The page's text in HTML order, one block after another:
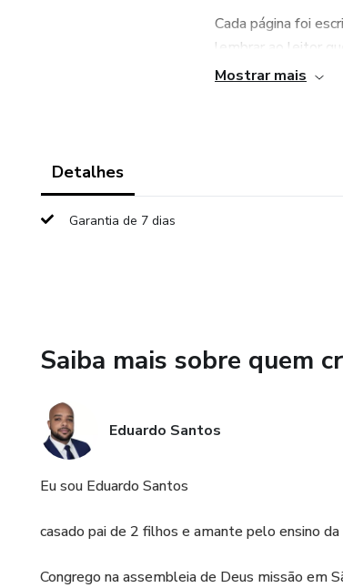
Cada página foi
lembrar ao leitor
recomeço em Cristo.
Mostrar mais
Detalhes
Garantia de 7 dias
Saiba mais sobre quem
Eduardo Santos
Eu sou Eduardo Santos
casado pai de 2 filhos e amante pelo ensino
Congrego na assembleia de Deus missão em